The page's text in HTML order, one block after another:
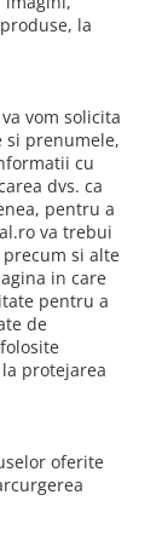
la
vom solicita
si prenumele,
cu
dvs. ca
pentru a
va trebui
si alte
in care
pentru a
de
protejarea
oferite